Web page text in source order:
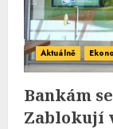
Aktuálně
Bankám
Zablokují